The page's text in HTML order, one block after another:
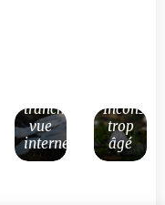
tranché
vue
interne
trop
âgé